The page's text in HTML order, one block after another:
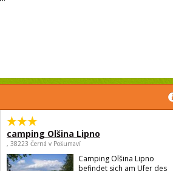
camping Olšina Lipno
, 38223 Černá v Pošumaví
Camping Olšina Lipno
befindet sich am Ufer des